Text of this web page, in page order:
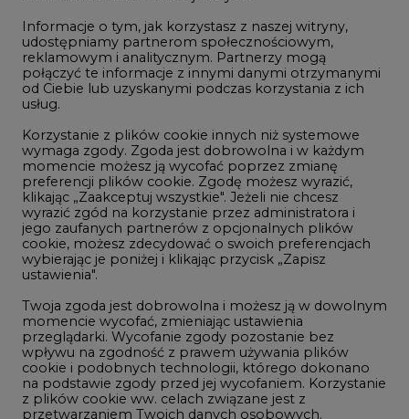
Gospodarka
Geopolityka
LTE450
Innowacje i AI
Telekomunikacja i IT
Handel emisjami CO2
Wodór
Górnictwo
Atom
Fotowoltaika
Offshore wind
Informacje o tym, jak korzystasz z naszej witryny,
udostępniamy partnerom społecznościowym,
reklamowym i analitycznym. Partnerzy mogą
połączyć te informacje z innymi danymi otrzymanymi
od Ciebie lub uzyskanymi podczas korzystania z ich
usług.
Korzystanie z plików cookie innych niż systemowe
wymaga zgody. Zgoda jest dobrowolna i w każdym
momencie możesz ją wycofać poprzez zmianę
preferencji plików cookie. Zgodę możesz wyrazić,
klikając „Zaakceptuj wszystkie". Jeżeli nie chcesz
wyrazić zgód na korzystanie przez administratora i
jego zaufanych partnerów z opcjonalnych plików
cookie, możesz zdecydować o swoich preferencjach
wybierając je poniżej i klikając przycisk „Zapisz
ustawienia".
Twoja zgoda jest dobrowolna i możesz ją w dowolnym
momencie wycofać, zmieniając ustawienia
przeglądarki. Wycofanie zgody pozostanie bez
wpływu na zgodność z prawem używania plików
cookie i podobnych technologii, którego dokonano
na podstawie zgody przed jej wycofaniem. Korzystanie
z plików cookie ww. celach związane jest z
przetwarzaniem Twoich danych osobowych.